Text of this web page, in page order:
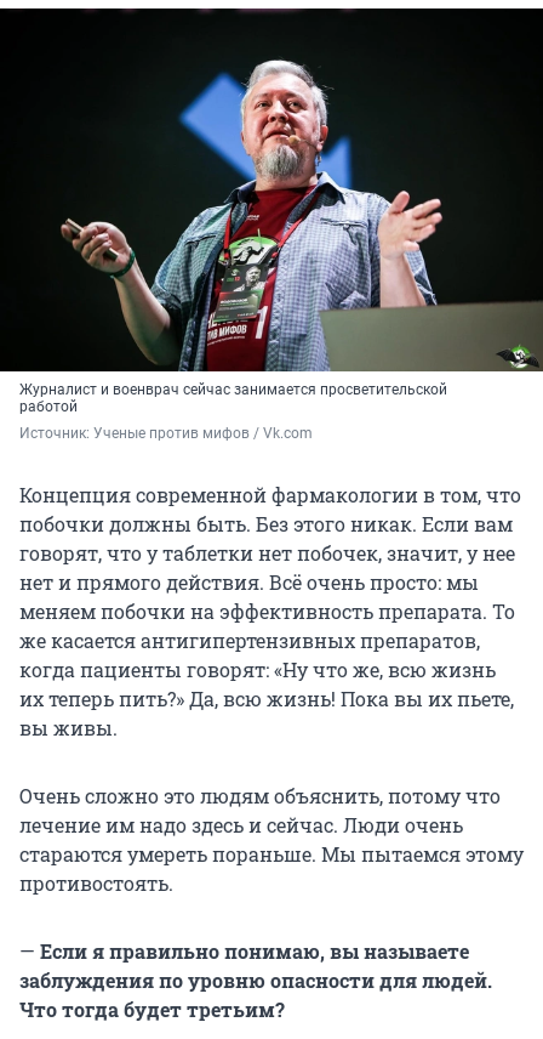
Журналист и военврач сейчас занимается просветительской
работой
Источник: Ученые против мифов / Vk.com
Концепция современной фармакологии в том, что
побочки должны быть. Без этого никак. Если вам
говорят, что у таблетки нет побочек, значит, у нее
нет и прямого действия. Всё очень просто: мы
меняем побочки на эффективность препарата. То
же касается антигипертензивных препаратов,
когда пациенты говорят: «Ну что же, всю жизнь
их теперь пить?» Да, всю жизнь! Пока вы их пьете,
вы живы.
Очень сложно это людям объяснить, потому что
лечение им надо здесь и сейчас. Люди очень
стараются умереть пораньше. Мы пытаемся этому
противостоять.
— Если я правильно понимаю, вы называете
заблуждения по уровню опасности для людей.
Что тогда будет третьим?